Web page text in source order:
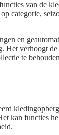
van de
categorie,
en
Het verhoogt
te
kan functies